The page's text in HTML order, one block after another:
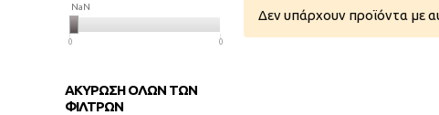
NaN
NaN
0 0
ΑΚΥΡΩΣΗ ΟΛΩΝ ΤΩΝ
ΦΙΛΤΡΩΝ
Δεν υπάρχουν προϊόντα με